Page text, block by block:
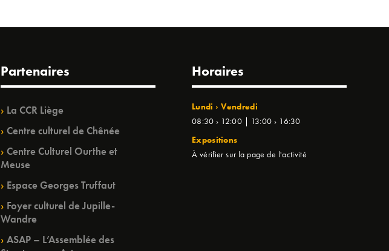
Partenaires
La CCR Liège
Centre culturel de Chênée
Centre Culturel Ourthe et
Meuse
Espace Georges Truffaut
Foyer culturel de Jupille-
Wandre
ASAP – L’Assemblée des
Horaires
Lundi › Vendredi
08:30 › 12:00 | 13:00 › 16:30
Expositions
À vérifier sur la page de l'activité